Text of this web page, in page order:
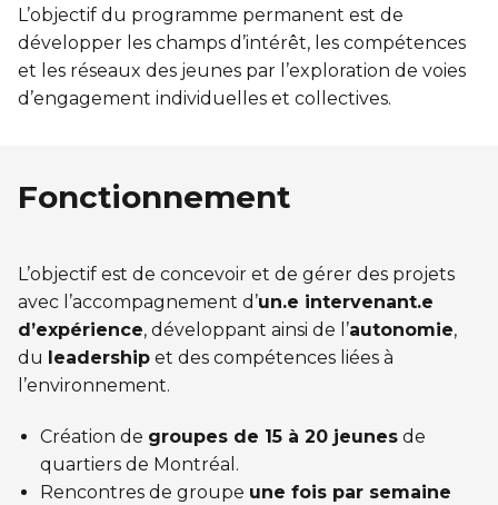
ÉCHANGES CULTURELS
Zone accueil et découverte (ZAD)
Trouver une Zone jeunesse
L’objectif du programme permanent est de
développer les champs d’intérêt, les compétences
et les réseaux des jeunes par l’exploration de voies
d’engagement individuelles et collectives.
Fonctionnement
L’objectif est de concevoir et de gérer des projets
avec l’accompagnement d’un.e intervenant.e
d’expérience, développant ainsi de l’autonomie,
du
leadership et des compétences liées à
l’environnement.
Création de groupes de 15 à 20 jeunes de
quartiers de Montréal.
Rencontres de groupe une fois par semaine